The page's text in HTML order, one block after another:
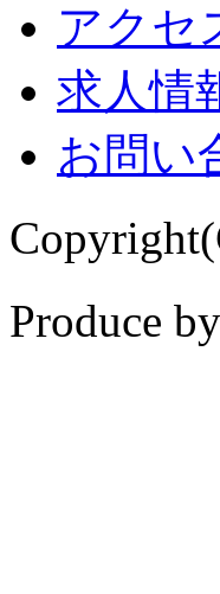
アクセ
求人情
お問い
Produce by